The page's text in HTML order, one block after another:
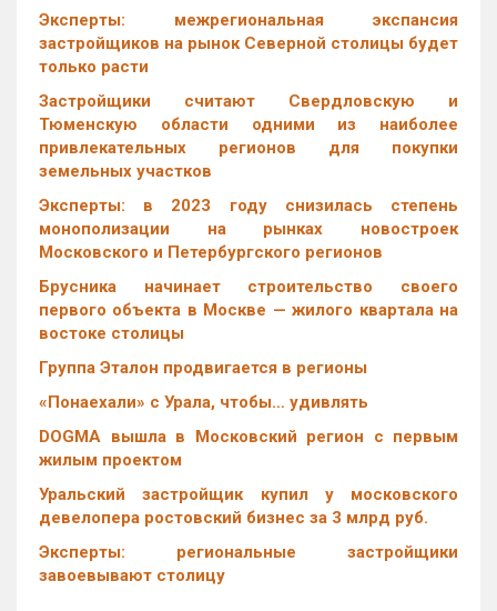
Эксперты: межрегиональная экспансия
застройщиков на рынок Северной столицы будет
только расти
Застройщики считают Свердловскую и
Тюменскую области одними из наиболее
привлекательных регионов для покупки
земельных участков
Эксперты: в 2023 году снизилась степень
монополизации на рынках новостроек
Московского и Петербургского регионов
Брусника начинает строительство своего
первого объекта в Москве — жилого квартала на
востоке столицы
Группа Эталон продвигается в регионы
«Понаехали» с Урала, чтобы… удивлять
DOGMA вышла в Московский регион с первым
жилым проектом
Уральский застройщик купил у московского
девелопера ростовский бизнес за 3 млрд руб.
Эксперты: региональные застройщики
завоевывают столицу